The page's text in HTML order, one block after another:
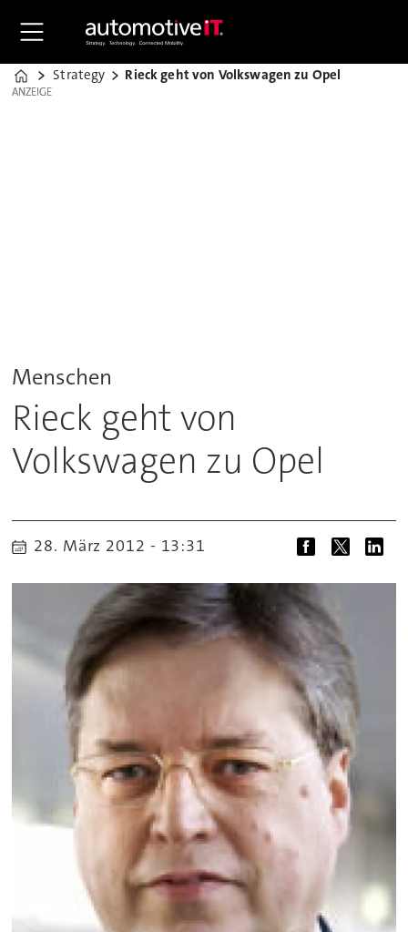
Home
Strategy Rieck geht von Volkswagen zu Opel
ANZEIGE
ANZEIGE
Menschen
Rieck geht von
Volkswagen zu Opel
28. März 2012 - 13:31